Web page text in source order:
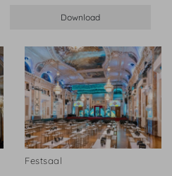
Festsaal